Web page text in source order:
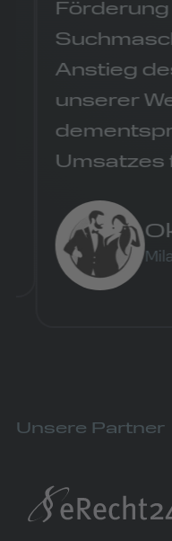
Förderung
Anstieg des
unserer
Umsatzes
Unsere Partner